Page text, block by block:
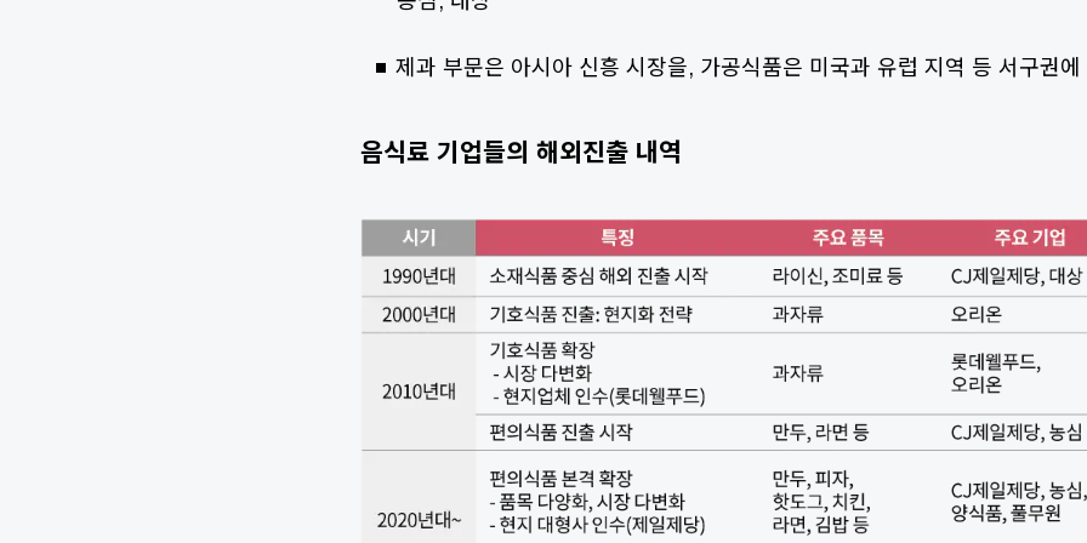
제과 부문은 아시아 신흥 시장을, 가공식품은 미국과 유럽 지역 등 서구권에
음식료 기업들의 해외진출 내역